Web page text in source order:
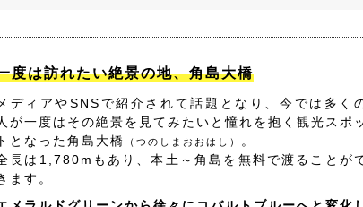
度は訪れたい絶景の地、角島大橋
ディアやSNSで紹介されて話題となり、今では多く
が一度はその絶景を見てみたいと憧れを抱く観光スポ
トとなった角島大橋
（つのしまおおはし） 。
長は1,780mもあり、本土～角島を無料で渡ることが
ます。